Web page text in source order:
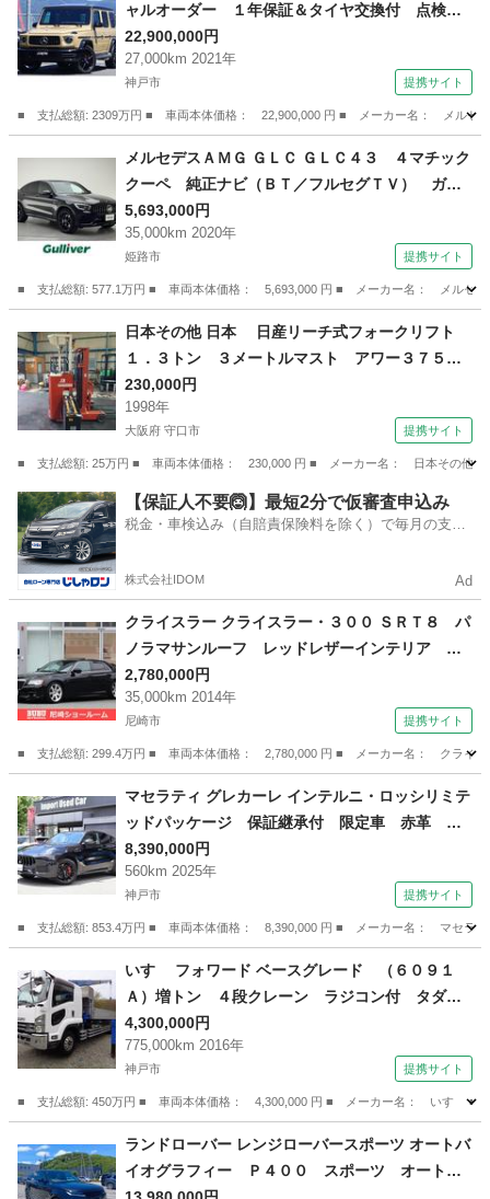
ャルオーダー １年保証＆タイヤ交換付 点検記
録簿２枚 Ｒ６．３／Ｒ７．５ デジーノデザー
トサンド（スペシャル） ２２インチＡＷ ＡＭ
ＧナイトＰＫＧ ＡＭＧレザーエクスクルーブＰ
ＫＧ （車検整備付）
22,900,000円
27,000km 2021年
神戸市 提携サイト
■ 支払総額: 2309万円 ■ 車両本体価格： 22,900,000 円 ■ メーカー名： メルセ
その他
メルセデスＡＭＧ ＧＬＣ ＧＬＣ４３ ４マチック
クーペ 純正ナビ（ＢＴ／フルセグＴＶ） ガラ
スルーフ クルーズコントロール シートヒータ
ー パワーシート コーナーセンサー レザーシ
ート 純正フロアマット 純正ＡＷ ドライブレ
コーダー ＥＴＣ２．０ （検9.2）
5,693,000円
35,000km 2020年
姫路市 提携サイト
■ 支払総額: 577.1万円 ■ 車両本体価格： 5,693,000 円 ■ メーカー名： メルセ
その他
日本その他 日本 日産リーチ式フォークリフト
１．３トン ３メートルマスト アワー３７５７
時間 （なし）
230,000円
1998年
大阪府 守口市 提携サイト
■ 支払総額: 25万円 ■ 車両本体価格： 230,000 円 ■ メーカー名： 日本その
大阪 守口市 その他
【保証人不要🙆】最短2分で仮審査申込み
税金・車検込み（自賠責保険料を除く）で毎月の支払
株式会社IDOM Ad
クライスラー クライスラー・３００ ＳＲＴ８ パ
ノラマサンルーフ レッドレザーインテリア シ
ートヒーター／ベンチレーター ナビゲーション
／地デジＴＶ アダプティブクルーズコントロー
ル インテリアカーボンパネル交換済み ３９２
ＨＥＭＩエンジン （車検整備付）
2,780,000円
35,000km 2014年
尼崎市 提携サイト
■ 支払総額: 299.4万円 ■ 車両本体価格： 2,780,000 円 ■ メーカー名： クライ
その他
マセラティ グレカーレ インテルニ・ロッシリミテ
ッドパッケージ 保証継承付 限定車 赤革 ２
１ＡＷ サンＲ ソナスサウンド スカイフック
サス スポーツ＆クライメートｐｋｇ ＬＳＤ
赤キャリパー ３６０カメラ 電動ゲート スマ
ートクロック （検10.9）
8,390,000円
560km 2025年
神戸市 提携サイト
■ 支払総額: 853.4万円 ■ 車両本体価格： 8,390,000 円 ■ メーカー名： マセラ
その他
いすゞ フォワード ベースグレード （６０９１
Ａ）増トン ４段クレーン ラジコン付 タダノ
（ＺＥ３６４ＨＲ）フックイン２．９ｔ吊 角
足 差し違いアウトリガー リターダー２段 ６
ＭＴ ターボあり 煤焼きあり アドブルーあ
り 中古クレーン車 （なし）
4,300,000円
775,000km 2016年
神戸市 提携サイト
■ 支払総額: 450万円 ■ 車両本体価格： 4,300,000 円 ■ メーカー名： いすゞ ■
その他
ランドローバー レンジローバースポーツ オートバ
イオグラフィー Ｐ４００ スポーツ オートバ